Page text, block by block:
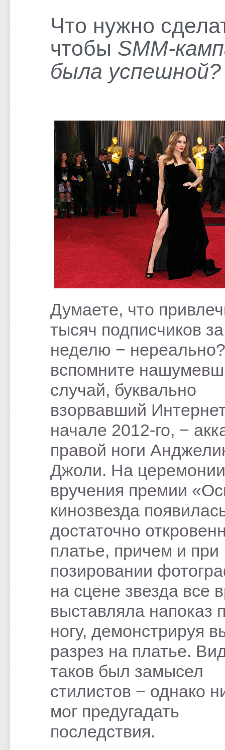
Что нужно
чтобы SMM-
была успешной?
Думаете, что
тысяч подписчиков за
неделю −
вспомните
случай, буквально
взорвавший
начале 2012-го, −
правой ноги
Джоли. На церемонии
вручения премии
кинозвезда
достаточно
платье, причем и при
позировании
на сцене звезда все
выставляла напоказ
ногу, демонстрируя
разрез на платье.
таков был замысел
стилистов − однако
мог предугадать
последствия.